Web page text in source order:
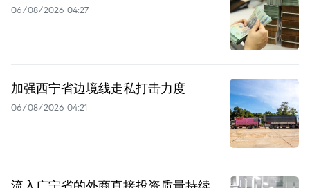
06/08/2026 04:27
加强西宁省边境线走私打击力度
06/08/2026 04:21